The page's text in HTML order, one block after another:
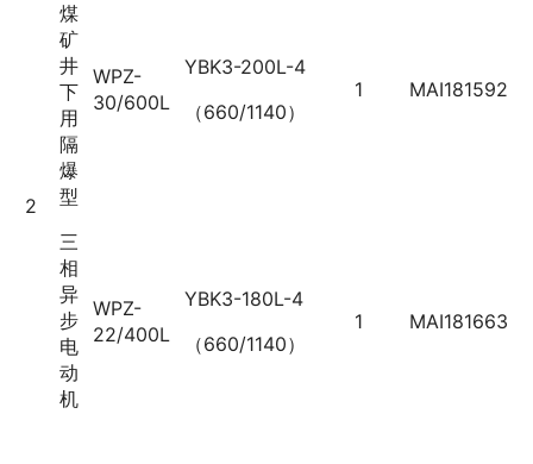
2
煤
矿
井
下
用
隔
爆
型
三
相
异
步
电
动
机
WPZ-
30/600L
YBK3-200L-4
（660/1140）
1 MAI181592
WPZ-
22/400L
YBK3-180L-4
（660/1140）
1 MAI181663